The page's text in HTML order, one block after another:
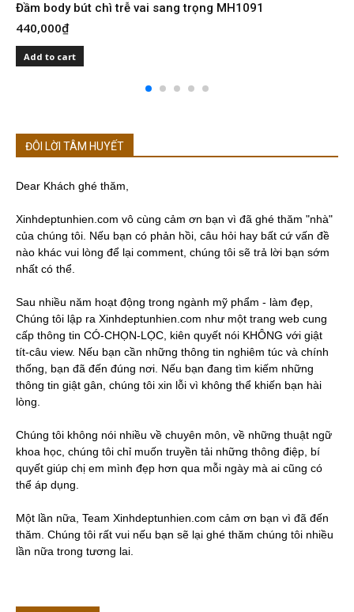
Đầm body bút chì trễ vai sang trọng MH1091
440,000₫
Add to cart
ĐÔI LỜI TÂM HUYẾT
Dear Khách ghé thăm,
Xinhdeptunhien.com vô cùng cảm ơn bạn vì đã ghé thăm "nhà"
của chúng tôi. Nếu bạn có phản hồi, câu hỏi hay bất cứ vấn đề
nào khác vui lòng để lại comment, chúng tôi sẽ trả lời bạn sớm
nhất có thể.
Sau nhiều năm hoạt động trong ngành mỹ phẩm - làm đẹp,
Chúng tôi lập ra Xinhdeptunhien.com như một trang web cung
cấp thông tin CÓ-CHỌN-LỌC, kiên quyết nói KHÔNG với giật
tít-câu view. Nếu bạn cần những thông tin nghiêm túc và chính
thống, bạn đã đến đúng nơi. Nếu bạn đang tìm kiếm những
thông tin giật gân, chúng tôi xin lỗi vì không thể khiến bạn hài
lòng.
Chúng tôi không nói nhiều về chuyên môn, về những thuật ngữ
khoa học, chúng tôi chỉ muốn truyền tải những thông điệp, bí
quyết giúp chị em mình đẹp hơn qua mỗi ngày mà ai cũng có
thể áp dụng.
Một lần nữa, Team Xinhdeptunhien.com cảm ơn bạn vì đã đến
thăm. Chúng tôi rất vui nếu bạn sẽ lại ghé thăm chúng tôi nhiều
lần nữa trong tương lai.